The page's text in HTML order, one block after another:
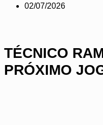
02/07/2026
TÉCNICO
PRÓXIMO